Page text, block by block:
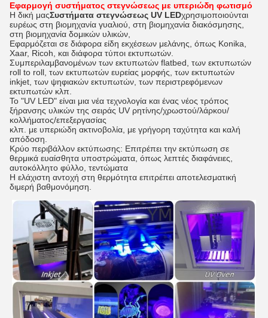
Εφαρμογή συστήματος στεγνώσεως με υπεριώδη φωτισμό
Η δική μαςΣυστήματα στεγνώσεως UV LEDχρησιμοποιούνται
ευρέως στη βιομηχανία γυαλιού, στη βιομηχανία διακόσμησης,
στη βιομηχανία δομικών υλικών,
Εφαρμόζεται σε διάφορα είδη εκχέσεων μελάνης, όπως Konika,
Xaar, Ricoh, και διάφορα τύποι εκτυπωτών.
Συμπεριλαμβανομένων των εκτυπωτών flatbed, των εκτυπωτών
roll to roll, των εκτυπωτών ευρείας μορφής, των εκτυπωτών
inkjet, των ψηφιακών εκτυπωτών, των περιστρεφόμενων
εκτυπωτών κλπ.
Το "UV LED" είναι μια νέα τεχνολογία και ένας νέος τρόπος
ξήρανσης υλικών της σειράς UV ρητίνης/χρωστού/λάρκου/
κολλήματος/επεξεργασίας
κλπ. με υπεριώδη ακτινοβολία, με γρήγορη ταχύτητα και καλή
απόδοση.
Κρύο περιβάλλον εκτύπωσης: Επιτρέπει την εκτύπωση σε
θερμικά ευαίσθητα υποστρώματα, όπως λεπτές διαφάνειες,
αυτοκόλλητο φύλλο, τεντώματα
Η ελάχιστη αντοχή στη θερμότητα επιτρέπει αποτελεσματική
διμερή βαθμονόμηση.